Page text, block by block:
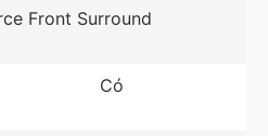
Front Surround
Có